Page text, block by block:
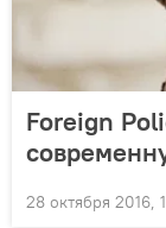
Foreign
28 октября 2016,